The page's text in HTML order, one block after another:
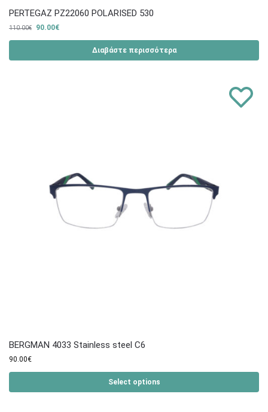
PERTEGAZ PZ22060 POLARISED 530
110.00€ 90.00€
Διαβάστε περισσότερα
BERGMAN 4033 Stainless steel C6
90.00€
Select options